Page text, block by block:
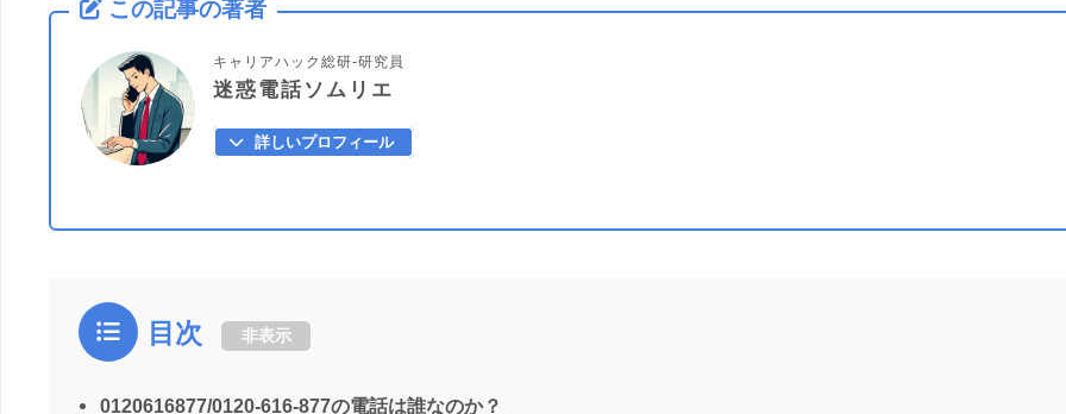
この記事の著者
キャリアハック総研-研究員
迷惑電話ソムリエ
詳しいプロフィール
目次 非表示
0120616877/0120-616-877の電話は誰なのか？